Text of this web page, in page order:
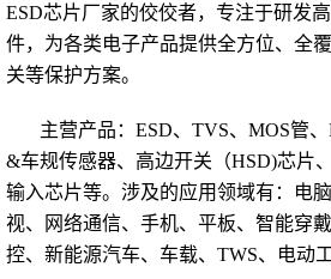
ESD芯片厂家的佼佼者，专注于研发
件，为各类电子产品提供全方位、全
关等保护方案。
主营产品： ESD、TVS、MOS管
&车规传感器、高边开关（HSD)芯片
输入芯片等。 涉及的应用领域有：电
视、网络通信、手机、平板、智能穿
控、 新能源汽车、车载、TWS、电动